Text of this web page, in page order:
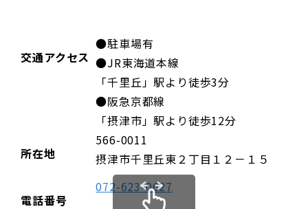
交通アクセス
●駐車場有
●JR東海道本線
「千里丘」駅より徒歩3分
●阪急京都線
「摂津市」駅より徒歩12分
所在地
566-0011
摂津市千里丘東２丁目１２－１５
電話番号
072-623-0627